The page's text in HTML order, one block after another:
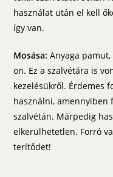
használat után el kell
így van.
Mosása: Anyaga
on. Ez a szalvétára is
kezelésükről. Érdemes
használni,
szalvétán. Márpedig
elkerülhetetlen. Forró
terítődet!